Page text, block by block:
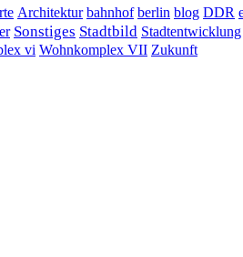
Architektur bahnhof berlin blog DDR
Sonstiges Stadtbild Stadtentwicklung
vi Wohnkomplex VII Zukunft